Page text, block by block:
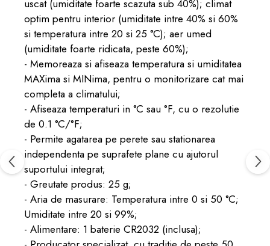
uscat (umiditate foarte scazuta sub 40%); climat
optim pentru interior (umiditate intre 40% si 60%
si temperatura intre 20 si 25 °C); aer umed
(umiditate foarte ridicata, peste 60%);
- Memoreaza si afiseaza temperatura si umiditatea
MAXima si MINima, pentru o monitorizare cat mai
completa a climatului;
- Afiseaza temperaturi in °C sau °F, cu o rezolutie
de 0.1 °C/°F;
- Permite agatarea pe perete sau stationarea
independenta pe suprafete plane cu ajutorul
suportului integrat;
- Greutate produs: 25 g;
- Aria de masurare: Temperatura intre 0 si 50 °C;
Umiditate intre 20 si 99%;
- Alimentare: 1 baterie CR2032 (inclusa);